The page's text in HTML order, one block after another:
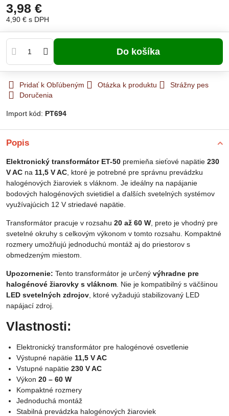
3,98 €
4,90 € s DPH
Do košíka
Pridať k Obľúbeným Otázka k produktu
Strážny pes
Doručenia
Import kód: PT694
Popis
Elektronický transformátor ET-50 premieňa sieťové napätie 230
V AC na 11,5 V AC , ktoré je potrebné pre správnu prevádzku
halogénových žiaroviek s vláknom. Je ideálny na napájanie
bodových halogénových svietidiel a ďalších svetelných systémov
využívajúcich 12 V striedavé napätie.
Transformátor pracuje v rozsahu 20 až 60 W , preto je vhodný pre
svetelné okruhy s celkovým výkonom v tomto rozsahu. Kompaktné
rozmery umožňujú jednoduchú montáž aj do priestorov s
obmedzeným miestom.
Upozornenie: Tento transformátor je určený výhradne pre
halogénové žiarovky s vláknom . Nie je kompatibilný s väčšinou
LED svetelných zdrojov , ktoré vyžadujú stabilizovaný LED
napájací zdroj.
Vlastnosti:
Elektronický transformátor pre halogénové osvetlenie
Výstupné napätie 11,5 V AC
Vstupné napätie 230 V AC
Výkon 20 – 60 W
Kompaktné rozmery
Jednoduchá montáž
Stabilná prevádzka halogénových žiaroviek